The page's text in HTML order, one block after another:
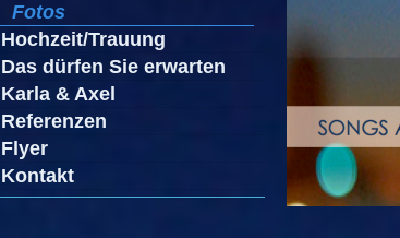
Fotos
Hochzeit/Trauung
Das dürfen Sie erwarten
Karla & Axel
Referenzen
Flyer
Kontakt